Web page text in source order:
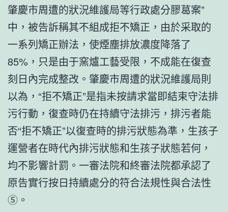
肇慶市周遭的狀況維護局等行政處分膠葛案”
中，被告訴稱其不組成拒不矯正，由於采取的
一系列矯正辦法，使煙塵排放濃度降落了
85%，只是由于窯爐工藝受限，不成能在復查
刻日內完成整改。肇慶市周遭的狀況維護局則
以為，“拒不矯正”是指未按請求當即結束守法排
污行動，復查時仍在持續守法排污，排污者能
否“拒不矯正”以復查時的排污狀態為準，生孩子
運營者在時代內排污狀態和生孩子狀態若何，
均不影響計罰。一審法院和終審法院都承認了
原告實行按日持續處分的符合法規性與合法性
⑤。